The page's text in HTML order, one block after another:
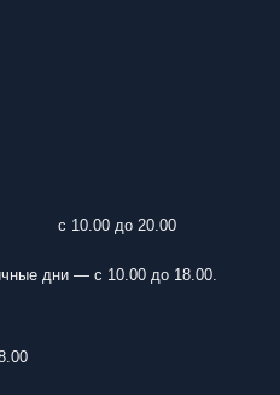
с 10.00 до 20.00
дни — с 10.00 до 18.00.